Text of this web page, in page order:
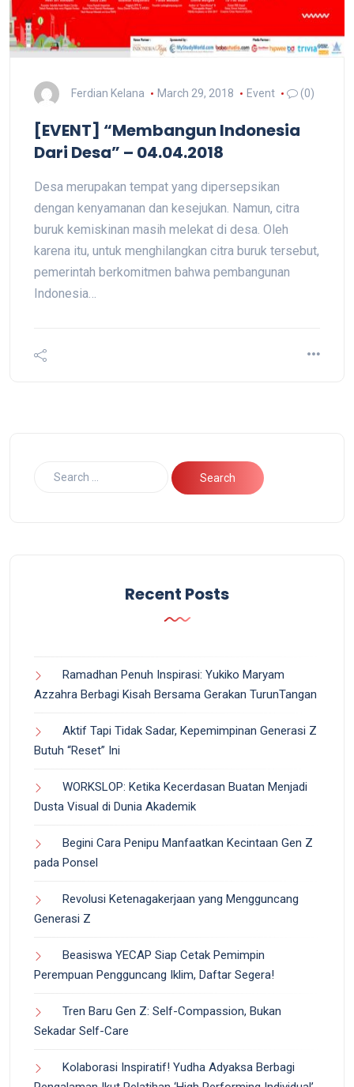
Ferdian Kelana March 29, 2018 Event (0)
[EVENT] “Membangun Indonesia
Dari Desa” – 04.04.2018
Desa merupakan tempat yang dipersepsikan
dengan kenyamanan dan kesejukan. Namun, citra
buruk kemiskinan masih melekat di desa. Oleh
karena itu, untuk menghilangkan citra buruk tersebut,
pemerintah berkomitmen bahwa pembangunan
Indonesia…
Recent Posts
Ramadhan Penuh Inspirasi: Yukiko Maryam
Azzahra Berbagi Kisah Bersama Gerakan TurunTangan
Aktif Tapi Tidak Sadar, Kepemimpinan Generasi Z
Butuh “Reset” Ini
WORKSLOP: Ketika Kecerdasan Buatan Menjadi
Dusta Visual di Dunia Akademik
Begini Cara Penipu Manfaatkan Kecintaan Gen Z
pada Ponsel
Revolusi Ketenagakerjaan yang Mengguncang
Generasi Z
Beasiswa YECAP Siap Cetak Pemimpin
Perempuan Pengguncang Iklim, Daftar Segera!
Tren Baru Gen Z: Self-Compassion, Bukan
Sekadar Self-Care
Kolaborasi Inspiratif! Yudha Adyaksa Berbagi